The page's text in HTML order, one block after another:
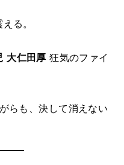
る。
大仁田厚 狂気のファイ
らも、決して消えない